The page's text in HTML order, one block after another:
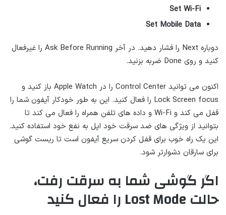
Set Wi-Fi
Set Mobile Data
دوباره Next را فشار دهید. در آخر Ask Before Running را غیرفعال
کنید و روی Done ضربه بزنید.
اکنون می توانید Control Center را در Apple Watch باز کنید و
Lock Screen focus را فعال کنید. این به طور خودکار آیفون شما را
قفل می کند و Wi-Fi و داده های تلفن همراه را فعال می کند تا
بتوانید از ویژگی های ضد سرقت خود اپل به نفع خود استفاده کنید.
این یک راه خوب برای قفل کردن سریع آیفون است تا ریست گوشی
برای سارقان دشوارتر شود.
اگر گوشی شما به سرقت رفت،
حالت Lost Mode را فعال کنید